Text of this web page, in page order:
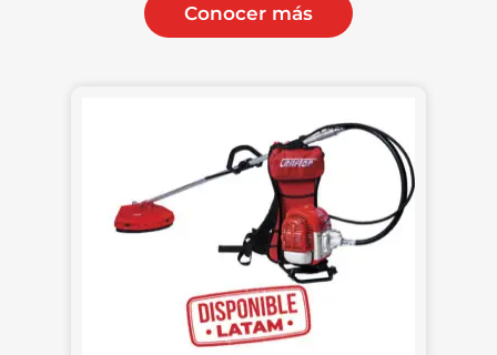
Conocer más